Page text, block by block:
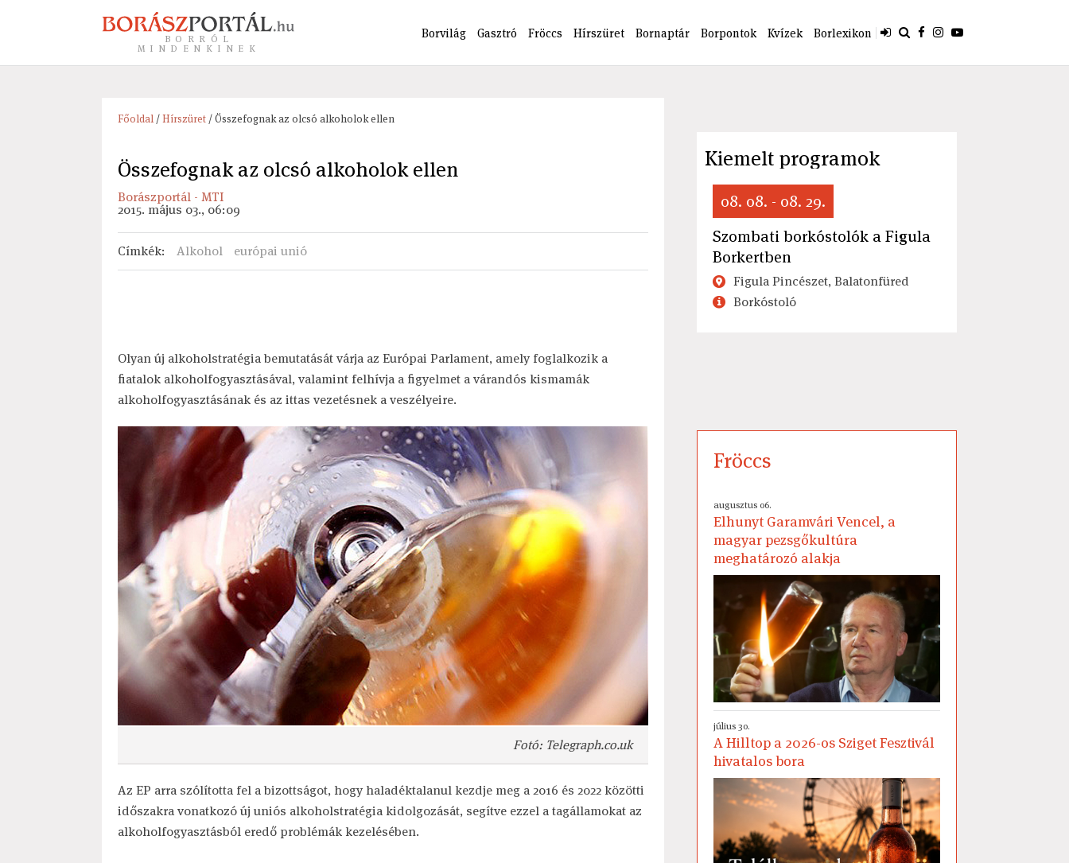
BORRÓL
MINDENKINEK
Borvilág Gasztró Fröccs Hírszüret Bornaptár Borpontok Kvízek Borlexikon
Főoldal/Hírszüret/ Összefognak az olcsó alkoholok ellen
Összefognak az olcsó alkoholok ellen
Borászportál - MTI
2015. május 03., 06:09
Címkék: Alkohol európai unió
Olyan új alkoholstratégia bemutatását várja az Európai Parlament, amely foglalkozik a
fiatalok alkoholfogyasztásával, valamint felhívja a figyelmet a várandós kismamák
alkoholfogyasztásának és az ittas vezetésnek a veszélyeire.
Fotó: Telegraph.co.uk
Az EP arra szólította fel a bizottságot, hogy haladéktalanul kezdje meg a 2016 és 2022 közötti
időszakra vonatkozó új uniós alkoholstratégia kidolgozását, segítve ezzel a tagállamokat az
alkoholfogyasztásból eredő problémák kezelésében.
Kiemelt programok
08. 08. - 08. 29.
Szombati borkóstolók a Figula
Borkertben
Figula Pincészet, Balatonfüred
Borkóstoló
Fröccs
augusztus 06.
Elhunyt Garamvári Vencel, a
magyar pezsgőkultúra
meghatározó alakja
július 30.
A Hilltop a 2026-os Sziget Fesztivál
hivatalos bora